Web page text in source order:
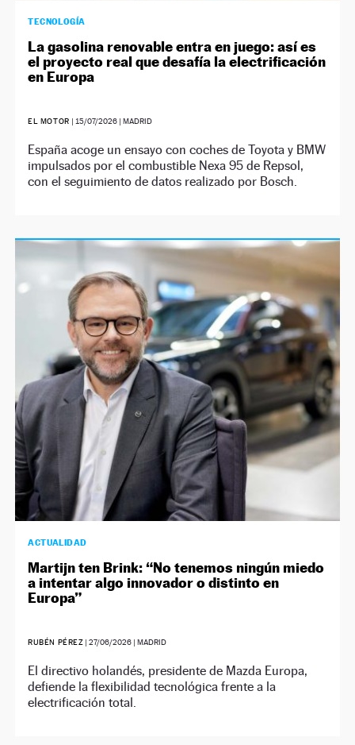
TECNOLOGÍA
La gasolina renovable entra en juego: así es
el proyecto real que desafía la electrificación
en Europa
EL MOTOR | 15/07/2026| MADRID
España acoge un ensayo con coches de Toyota y BMW
impulsados por el combustible Nexa 95 de Repsol,
con el seguimiento de datos realizado por Bosch.
ACTUALIDAD
Martijn ten Brink: “No tenemos ningún miedo
a intentar algo innovador o distinto en
Europa”
RUBÉN PÉREZ |27/06/2026 | MADRID
El directivo holandés, presidente de Mazda Europa,
defiende la flexibilidad tecnológica frente a la
electrificación total.